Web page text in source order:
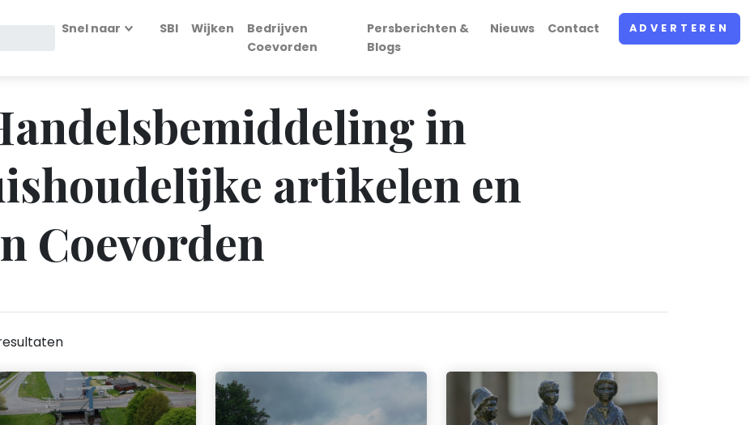
Snel naar SBI Wijken
Bedrijven
Coevorden
Persberichten &
Blogs
Nieuws Contact ADVERTEREN
in
artikelen en
Coevorden